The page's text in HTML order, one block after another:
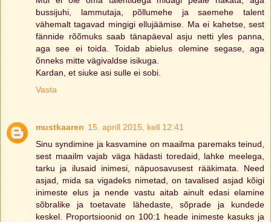
bussijuhi, lammutaja, põllumehe ja saemehe talent
vähemalt tagavad mingigi ellujäämise. Ma ei kahetse, sest
fännide rõõmuks saab tänapäeval asju netti yles panna,
aga see ei toida. Toidab abielus olemine segase, aga
õnneks mitte vägivaldse isikuga.
Kardan, et siuke asi sulle ei sobi.
Vasta
mustkaaren 15. aprill 2015, kell 12:41
Sinu syndimine ja kasvamine on maailma paremaks teinud,
sest maailm vajab väga hädasti toredaid, lahke meelega,
tarku ja ilusaid inimesi, näpuosavusest rääkimata. Need
asjad, mida sa vigadeks nimetad, on tavalised asjad kõigi
inimeste elus ja nende vastu aitab ainult edasi elamine
sõbralike ja toetavate lähedaste, sõprade ja kundede
keskel. Proportsioonid on 100:1 heade inimeste kasuks ja